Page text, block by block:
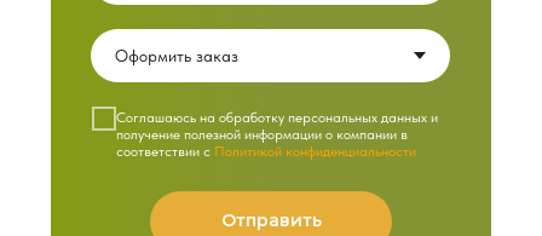
Cоглашаюсь на обработку персональных данных и
получение полезной информации о компании в
соответствии с Политикой конфиденциальности
Отправить